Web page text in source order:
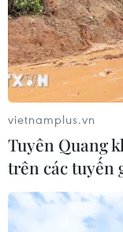
vietnamplus.vn
Tuyên Quang
trên các tuyến